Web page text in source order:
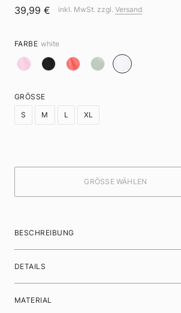
39,99 € inkl. MwSt. zzgl. Versand
FARBE white
GRÖSSE
S
M L XL
BESCHREIBUNG
DETAILS
MATERIAL